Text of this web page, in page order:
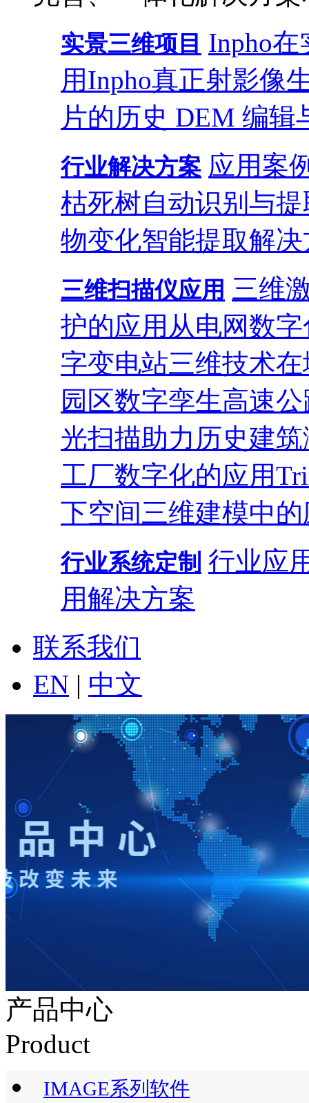
实景三维项目 Inpho
用Inpho真正射影像
片的历史 DEM 编辑
行业解决方案 应用案
枯死树自动识别与提
物变化智能提取解
三维扫描仪应用 三维
护的应用 从电网数
字变电站三维技术
园区数字孪生高速
光扫描助力历史建
工厂数字化的应用
下空间三维建模中
行业系统定制 行业应
用解决方案
联系我们
EN | 中文
产品中心
Product
IMAGE系列软件